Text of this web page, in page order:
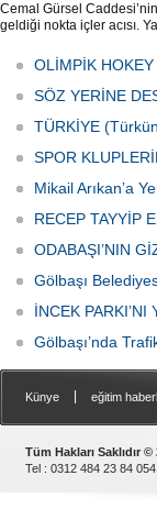
Cemal Gürsel
geldiği nokta içler acısı.
adeta başka bir noktaya
OLİMPİK HOKEY
SÖZ YERİNE
TÜRKİYE
SPOR
Mikail Arıkan’a
RECEP TAYYİP
ODABAŞI’NIN
Gölbaşı
İNCEK PARKI’NI
Gölbaşı’nda
Künye eğitim
Tüm Hakları Saklıdır
Tel : 0312 484 23 84